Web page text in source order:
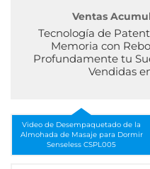
Ventas
Tecnología de
Memoria con
Profundamente tu
Vendidas
Video de Desempaquetado de la
Almohada de Masaje para Dormir
Senseless CSPL005